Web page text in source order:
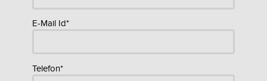
E-Mail Id*
Telefon*